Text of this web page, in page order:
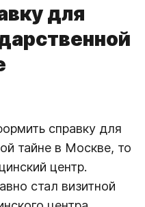
для
справку для
тайне в Москве, то
центр.
стал визитной